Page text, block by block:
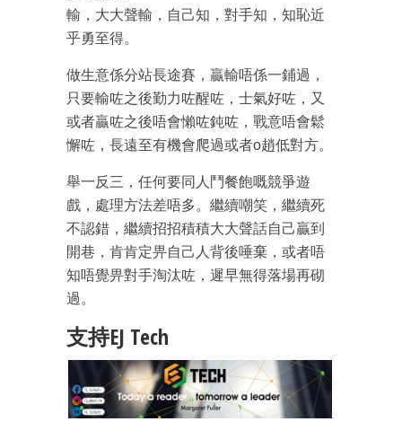
輸，大大聲輸，自己知，對手知，知恥近
乎勇至得。
做生意係分站長途賽，贏輸唔係一鋪過，
只要輸咗之後勤力咗醒咗，士氣好咗，又
或者贏咗之後唔會懶咗鈍咗，戰意唔會鬆
懈咗，長遠至有機會爬過或者o趙低對方。
舉一反三，任何要同人鬥餐飽嘅競爭遊
戲，處理方法差唔多。繼續嘲笑，繼續死
不認錯，繼續招招積積大大聲話自己贏到
開巷，肯肯定畀自己人背後唾棄，或者唔
知唔覺畀對手淘汰咗，遲早無得落場再砌
過。
支持EJ Tech
成為 EJ Tech 會員
最新資訊（附創業懶人包）
箱！